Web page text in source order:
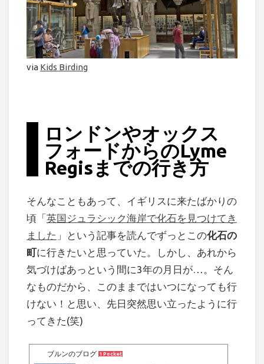
via Kids Birding
ロンドンやオックス
フォードからのLyme
Regisまでの行き方
そんなこともあって、イギリスに来たばかりの
頃「英国ジュラシック海岸で化石を見つけてき
ました 」という記事を読んでずっとこの化石の
町に行きたいと思っていた。しかし、あれから
気づけばあっという間に3年の月日が…。そん
なものだから、このままではいつになっても行
けない！と思い、先日突然思い立ったように行
ってきた(笑)
ブルンのブログ 1 Pocket